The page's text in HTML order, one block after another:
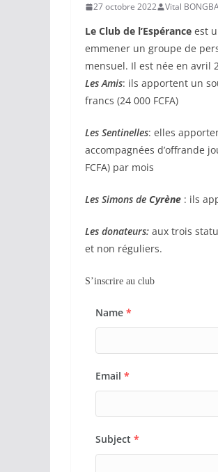
27 octobre 2022 Vital
Le Club de l’Espérance est
emmener un groupe de
mensuel. Il est née en avril
Les Amis: ils apportent un
francs (24 000 FCFA)
Les Sentinelles: elles
accompagnées d’offrande
FCFA) par mois
Les Simons de Cyrène : ils
Les donateurs: aux trois
et non réguliers.
S’inscrire au club
Name *
Email *
Subject *